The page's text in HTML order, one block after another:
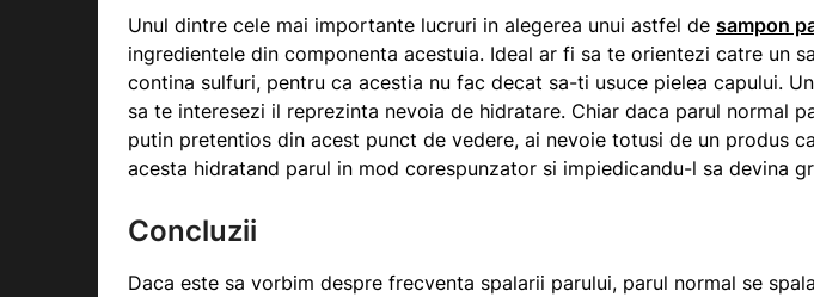
Unul dintre cele mai importante lucruri in alegerea unui astfel de sampon
ingredientele din componenta acestuia. Ideal ar fi sa te orientezi catre un
contina sulfuri, pentru ca acestia nu fac decat sa-ti usuce pielea capului.
sa te interesezi il reprezinta nevoia de hidratare. Chiar daca parul normal
putin pretentios din acest punct de vedere, ai nevoie totusi de un produs
acesta hidratand parul in mod corespunzator si impiedicandu-l sa devina
Concluzii
Daca este sa vorbim despre frecventa spalarii parului, parul normal se